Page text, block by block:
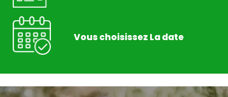
Vous choisissez La date